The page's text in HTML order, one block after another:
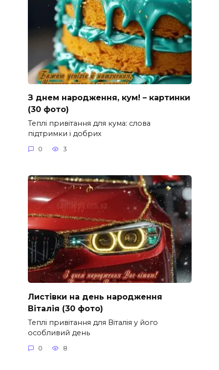
З днем народження, кум! – картинки
(30 фото)
Теплі привітання для кума: слова
підтримки і добрих
0 3
Листівки на день народження
Віталія (30 фото)
Теплі привітання для Віталія у його
особливий день
0 8